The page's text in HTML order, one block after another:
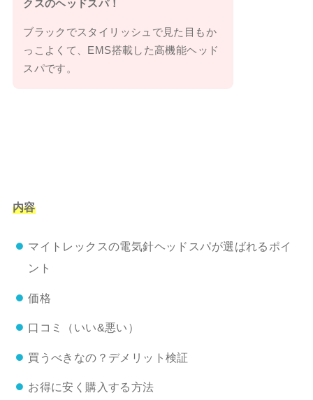
クスのヘッドスパ！
ブラックでスタイリッシュで見た目もか
っこよくて、EMS搭載した高機能ヘッド
スパです。
内容
マイトレックスの電気針ヘッドスパが選ばれるポイ
ント
価格
口コミ（いい&悪い）
買うべきなの？デメリット検証
お得に安く購入する方法